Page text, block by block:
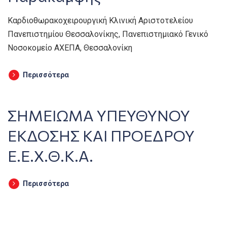
Καρδιοθωρακοχειρουργική Κλινική Αριστοτελείου
Πανεπιστημίου Θεσσαλονίκης, Πανεπιστημιακό Γενικό
Νοσοκομείο ΑΧΕΠΑ, Θεσσαλονίκη
Περισσότερα
ΣΗΜΕΙΩΜΑ ΥΠΕΥΘΥΝΟΥ
ΕΚΔΟΣΗΣ ΚΑΙ ΠΡΟΕΔΡΟΥ
Ε.Ε.Χ.Θ.Κ.Α.
Περισσότερα